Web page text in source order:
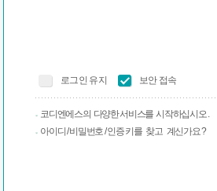
로그인 유지 보안 접속
코디엔에스의 다양한 서비스를 시작하십시오 .
아이디 / 비밀번호 / 인증 키를 찾고 계신가요 ?